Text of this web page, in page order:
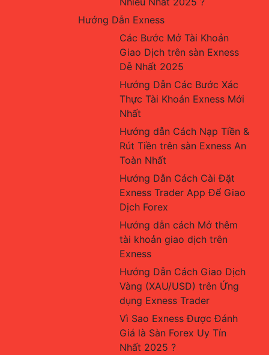
Hướng Dẫn Exness
Các Bước Mở Tài Khoản
Giao Dịch trên sàn Exness
Dễ Nhất 2025
Hướng Dẫn Các Bước Xác
Thực Tài Khoản Exness Mới
Nhất
Hướng dẫn Cách Nạp Tiền &
Rút Tiền trên sàn Exness An
Toàn Nhất
Hướng Dẫn Cách Cài Đặt
Exness Trader App Để Giao
Dịch Forex
Hướng dẫn cách Mở thêm
tài khoản giao dịch trên
Exness
Hướng Dẫn Cách Giao Dịch
Vàng (XAU/USD) trên Ứng
dụng Exness Trader
Vì Sao Exness Được Đánh
Giá là Sàn Forex Uy Tín
Nhất 2025 ?